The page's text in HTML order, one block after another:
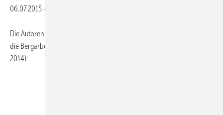
06.07.2015 -
Die Autoren machen zur verwendeten Job-Exposure-Matrix (JEM) für
die Bergarbeiter der WISMUT folgende Angaben (Schnelzer et al.
2014):